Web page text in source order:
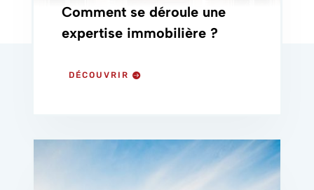
Comment se déroule une
expertise immobilière ?
DÉCOUVRIR